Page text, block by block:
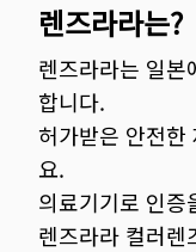
렌즈라라는?
렌즈라라는 일본
합니다.
허가받은 안전한
요.
의료기기로 인
렌즈라라 컬러렌